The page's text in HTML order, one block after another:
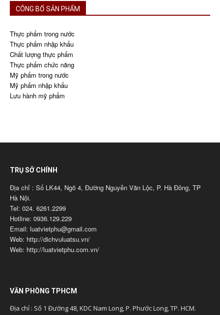
CÔNG BỐ SẢN PHẨM
Thực phẩm trong nước
Thực phẩm nhập khẩu
Chất lượng thực phẩm
Thực phẩm chức năng
Mỹ phẩm trong nước
Mỹ phẩm nhập khẩu
Lưu hành mỹ phẩm
TRỤ SỞ CHÍNH
Địa chỉ : Số LK44, Ngõ 4, Đường Nguyễn Văn Lộc, P. Hà Đông, TP
Hà Nội.
Tel: 024. 6261.2299
Hotline: 0936.129.229
Email: luatvietphu@gmail.com
Web: http://dichvuluatsu.vn/
Web: http://luatvietphu.com.vn/
VĂN PHÒNG TPHCM
Địa chỉ : Số 1 Đường 48, KDC Nam Long, P. Phước Long, TP. HCM.